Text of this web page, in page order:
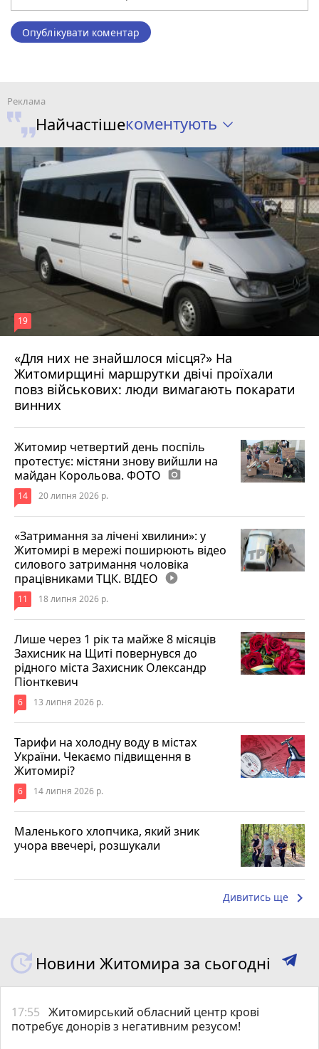
Опублікувати коментар
Найчастішекоментують
«Для них не знайшлося місця?» На
Житомирщині маршрутки двічі проїхали
повз військових: люди вимагають покарати
винних
19
17 липня 2026 р.
Житомир четвертий день поспіль
протестує: містяни знову вийшли на
майдан Корольова. ФОТО photo_camera
14 20 липня 2026 р.
«Затримання за лічені хвилини»: у
Житомирі в мережі поширюють відео
силового затримання чоловіка
працівниками ТЦК. ВІДЕО play_circle_filled
11 18 липня 2026 р.
Лише через 1 рік та майже 8 місяців
Захисник на Щиті повернувся до
рідного міста Захисник Олександр
Піонткевич
6 13 липня 2026 р.
Тарифи на холодну воду в містах
України. Чекаємо підвищення в
Житомирі?
6 14 липня 2026 р.
Маленького хлопчика, який зник
учора ввечері, розшукали
Дивитись ще keyboard_arrow_right
Новини Житомира за сьогодні
17:55 Житомирський обласний центр крові
потребує донорів з негативним резусом!